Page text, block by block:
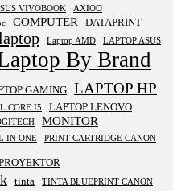
VIVOBOOK
AXIOO
COMPUTER DATAPRINT
Laptop AMD LAPTOP ASUS
By Brand
GAMING LAPTOP HP
CORE I5 LAPTOP LENOVO
MONITOR
IN ONE PRINT CARTRIDGE CANON
tinta
TINTA BLUEPRINT CANON